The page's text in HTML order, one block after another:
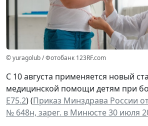
© yuragolub / Фотобанк 123RF.com
С 10 августа применяется новый
медицинской помощи детям при
Е75.2) (Приказ Минздрава России
№ 648н, зарег. в Минюсте 30 июля